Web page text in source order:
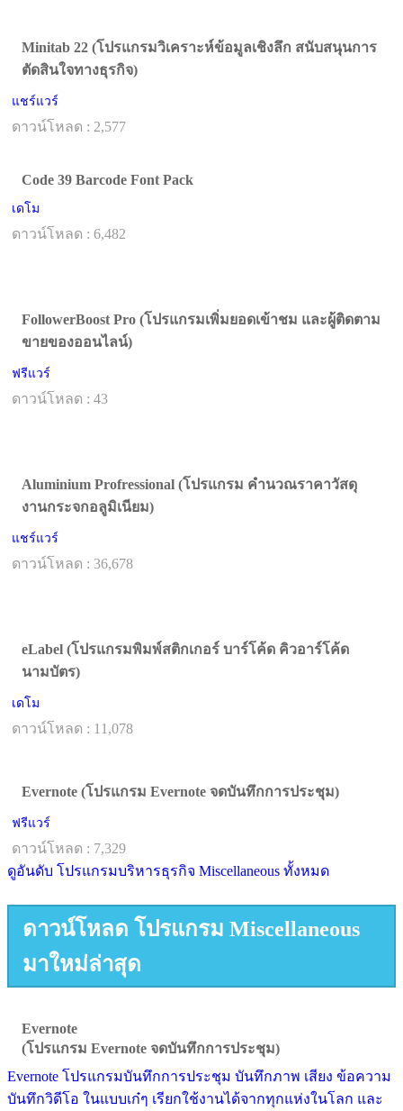
Minitab 22 (โปรแกรมวิเคราะห์ข้อมูลเชิงลึก สนับสนุนการ
ตัดสินใจทางธุรกิจ)
แชร์แวร์
ดาวน์โหลด : 2,577
Code 39 Barcode Font Pack
เดโม
ดาวน์โหลด : 6,482
FollowerBoost Pro (โปรแกรมเพิ่มยอดเข้าชม และผู้ติดตาม
ขายของออนไลน์)
ฟรีแวร์
ดาวน์โหลด : 43
Aluminium Profressional (โปรแกรม คำนวณราคาวัสดุ
งานกระจกอลูมิเนียม)
แชร์แวร์
ดาวน์โหลด : 36,678
eLabel (โปรแกรมพิมพ์สติกเกอร์ บาร์โค้ด คิวอาร์โค้ด
นามบัตร)
เดโม
ดาวน์โหลด : 11,078
Evernote (โปรแกรม Evernote จดบันทึกการประชุม)
ฟรีแวร์
ดาวน์โหลด : 7,329
ดูอันดับ โปรแกรมบริหารธุรกิจ Miscellaneous ทั้งหมด
ดาวน์โหลด โปรแกรม Miscellaneous
มาใหม่ล่าสุด
Evernote
(โปรแกรม Evernote จดบันทึกการประชุม)
Evernote โปรแกรมบันทึกการประชุม บันทึกภาพ เสียง ข้อความ
บันทึกวิดีโอ ในแบบเก๋ๆ เรียกใช้งานได้จากทุกแห่งในโลก และ